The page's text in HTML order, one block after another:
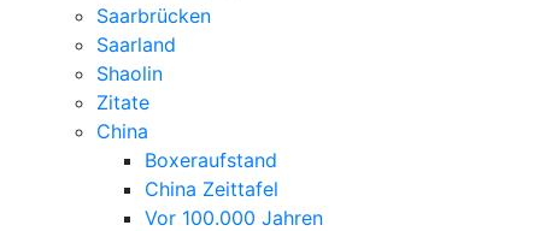
Saarbrücken
Saarland
Shaolin
Zitate
China
Boxeraufstand
China Zeittafel
Vor 100.000 Jahren